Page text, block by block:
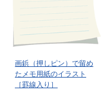
画鋲（押しピン）で留め
たメモ用紙のイラスト
［罫線入り］